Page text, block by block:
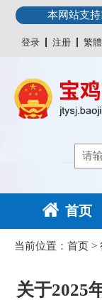
本网站支持
登录 注册 繁
首页
当前位置： 首页 >
关于2025